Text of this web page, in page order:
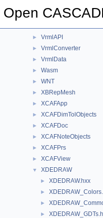
Open ViewerTest
► VrmlAPI
► VrmlConverter
► VrmlData
► Wasm
► WNT
► XBRepMesh
► XCAFApp
► XCAFDimTolObjects
► XCAFDoc
► XCAFNoteObjects
► XCAFPrs
► XCAFView
▼ XDEDRAW
► XDEDRAW.hxx
►
►
►